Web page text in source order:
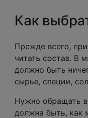
Как
Прежде всего,
читать состав. В
должно быть
сырье, специи,
Нужно обращать
должна быть, как